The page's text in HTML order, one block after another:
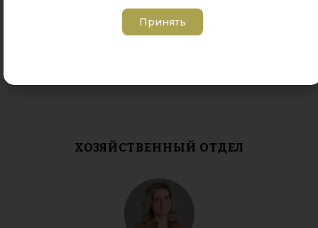
Гузикова Ольга Александровна
ХОЗЯЙСТВЕННЫЙ ОТДЕЛ
Принять